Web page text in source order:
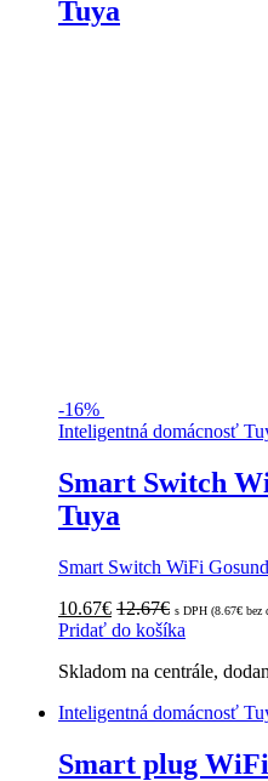
Tuya
-16%
Inteligentná domácnosť
Smart Switch
Tuya
Smart Switch WiFi
10.67€ 12.67€ s DPH (8.67€ bez
Pridať do košíka
Skladom na centrále,
Inteligentná domácnosť
Smart plug